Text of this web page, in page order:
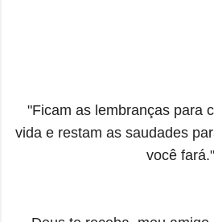
"Ficam as lembranças para
vida e restam as saudades
você fará."